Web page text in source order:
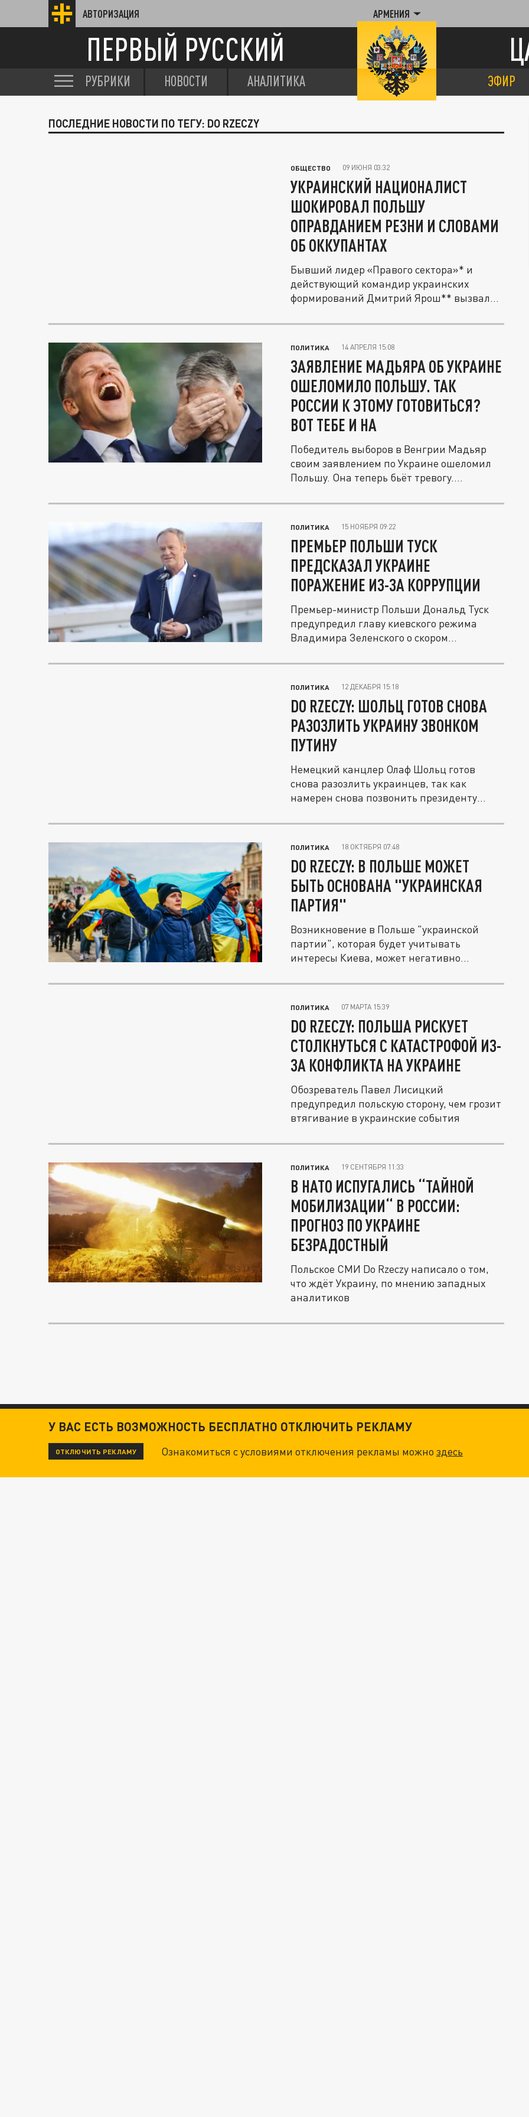
АВТОРИЗАЦИЯ АРМЕНИЯ
ПЕРВЫЙ РУССКИЙ
РУБРИКИ НОВОСТИ АНАЛИТИКА ЭФИР
ПОСЛЕДНИЕ НОВОСТИ ПО ТЕГУ: DO RZECZY
ОБЩЕСТВО 09 ИЮНЯ 03:32
УКРАИНСКИЙ НАЦИОНАЛИСТ
ШОКИРОВАЛ ПОЛЬШУ
ОПРАВДАНИЕМ РЕЗНИ И СЛОВАМИ
ОБ ОККУПАНТАХ
Бывший лидер «Правого сектора»* и
действующий командир украинских
формирований Дмитрий Ярош** вызвал
ПОЛИТИКА 14 АПРЕЛЯ 15:08
ЗАЯВЛЕНИЕ МАДЬЯРА ОБ УКРАИНЕ
ОШЕЛОМИЛО ПОЛЬШУ. ТАК
РОССИИ К ЭТОМУ ГОТОВИТЬСЯ?
ВОТ ТЕБЕ И НА
Победитель выборов в Венгрии Мадьяр
своим заявлением по Украине ошеломил
Польшу. Она теперь бьёт тревогу....
ПОЛИТИКА 15 НОЯБРЯ 09:22
ПРЕМЬЕР ПОЛЬШИ ТУСК
ПРЕДСКАЗАЛ УКРАИНЕ
ПОРАЖЕНИЕ ИЗ-ЗА КОРРУПЦИИ
Премьер-министр Польши Дональд Туск
предупредил главу киевского режима
Владимира Зеленского о скором
ПОЛИТИКА 12 ДЕКАБРЯ 15:18
DO RZECZY: ШОЛЬЦ ГОТОВ СНОВА
РАЗОЗЛИТЬ УКРАИНУ ЗВОНКОМ
ПУТИНУ
Немецкий канцлер Олаф Шольц готов
снова разозлить украинцев, так как
намерен снова позвонить президенту
ПОЛИТИКА 18 ОКТЯБРЯ 07:48
DO RZECZY: В ПОЛЬШЕ МОЖЕТ
БЫТЬ ОСНОВАНА "УКРАИНСКАЯ
ПАРТИЯ"
Возникновение в Польше "украинской
партии", которая будет учитывать
интересы Киева, может негативно
ПОЛИТИКА 07 МАРТА 15:39
DO RZECZY: ПОЛЬША РИСКУЕТ
СТОЛКНУТЬСЯ С КАТАСТРОФОЙ ИЗ-
ЗА КОНФЛИКТА НА УКРАИНЕ
Обозреватель Павел Лисицкий
предупредил польскую сторону, чем грозит
втягивание в украинские события
ПОЛИТИКА 19 СЕНТЯБРЯ 11:33
В НАТО ИСПУГАЛИСЬ “ТАЙНОЙ
МОБИЛИЗАЦИИ“ В РОССИИ:
ПРОГНОЗ ПО УКРАИНЕ
БЕЗРАДОСТНЫЙ
Польское СМИ Do Rzeczy написало о том,
что ждёт Украину, по мнению западных
аналитиков
У ВАС ЕСТЬ ВОЗМОЖНОСТЬ БЕСПЛАТНО ОТКЛЮЧИТЬ РЕКЛАМУ
ОТКЛЮЧИТЬ РЕКЛАМУ Ознакомиться с условиями отключения рекламы можноздесь